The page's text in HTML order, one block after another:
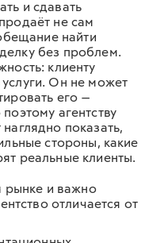
и сдавать
не сам
найти
без проблем.
клиенту
Он не может
его —
агентству
показать,
стороны, какие
реальные клиенты.
рынке и важно
отличается от